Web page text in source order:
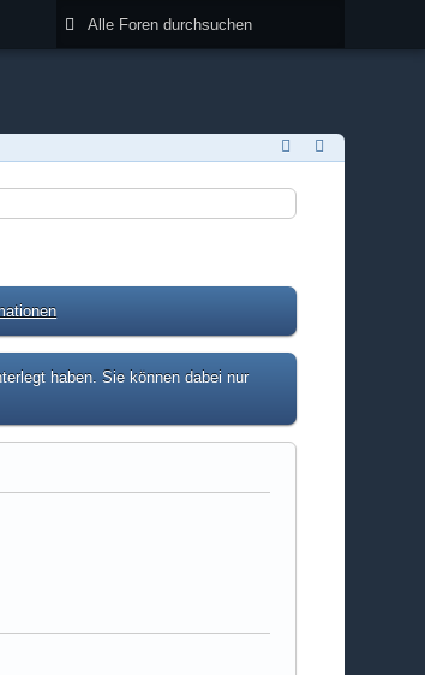
haben. Sie können dabei nur